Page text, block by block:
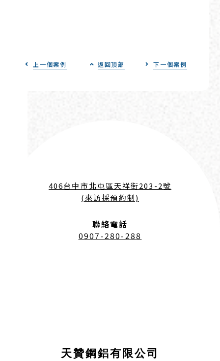
上一個案例 返回頂部 下一個案例
406台中市北屯區天祥街203-2號
(來訪採預約制)
聯絡電話
0907-280-288
天贊鋼鋁有限公司